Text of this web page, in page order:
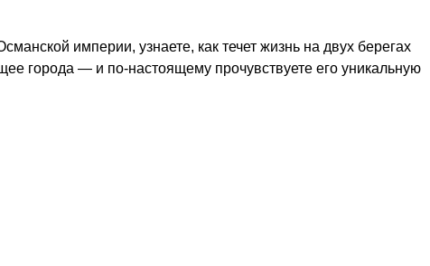
империи, узнаете, как течет жизнь на двух берегах
города — и по-настоящему прочувствуете его уникальную